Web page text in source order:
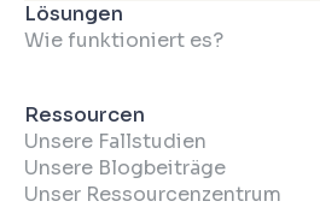
Lösungen
Wie funktioniert es?
Ressourcen
Unsere Fallstudien
Unsere Blogbeiträge
Unser Ressourcenzentrum